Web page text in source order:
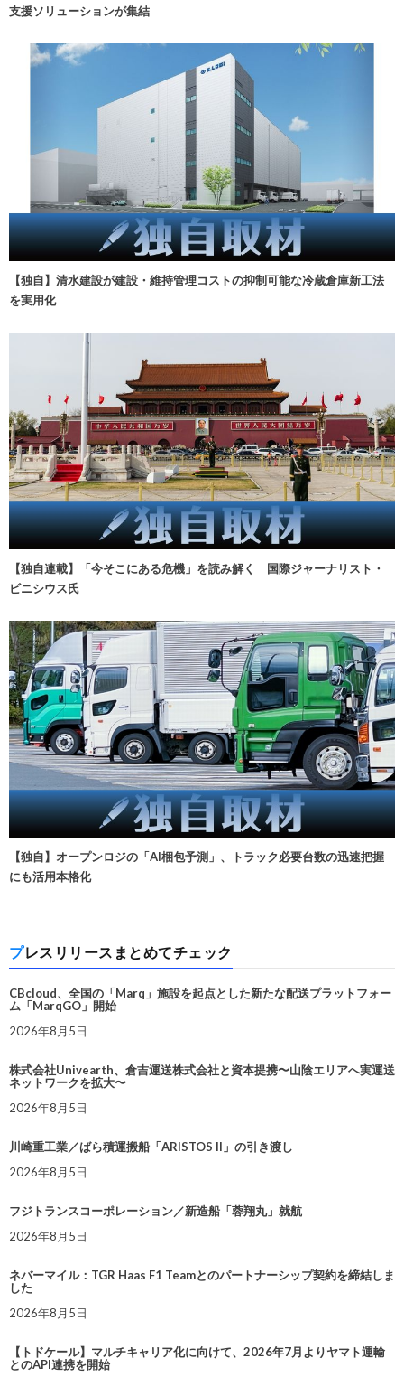
支援ソリューションが集結
【独自】清水建設が建設・維持管理コストの抑制可能な冷蔵倉庫新工法
を実用化
【独自連載】「今そこにある危機」を読み解く 国際ジャーナリスト・
ビニシウス氏
【独自】オープンロジの「AI梱包予測」、トラック必要台数の迅速把握
にも活用本格化
プレスリリースまとめてチェック
CBcloud、全国の「Marq」施設を起点とした新たな配送プラットフォー
ム「MarqGO」開始
2026年8月5日
株式会社Univearth、倉吉運送株式会社と資本提携〜山陰エリアへ実運送
ネットワークを拡大〜
2026年8月5日
川崎重工業／ばら積運搬船「ARISTOS II」の引き渡し
2026年8月5日
フジトランスコーポレーション／新造船「蓉翔丸」就航
2026年8月5日
ネバーマイル：TGR Haas F1 Teamとのパートナーシップ契約を締結しま
した
2026年8月5日
【トドケール】マルチキャリア化に向けて、2026年7月よりヤマト運輸
とのAPI連携を開始